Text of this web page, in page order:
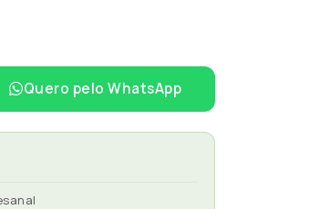
Quero pelo WhatsApp